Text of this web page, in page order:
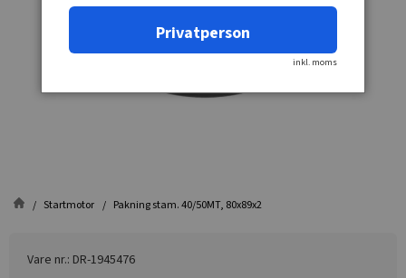
Startmotor Pakning stam. 40/50MT, 80x89x2
Vare nr.: DR-1945476
Privatperson
inkl. moms